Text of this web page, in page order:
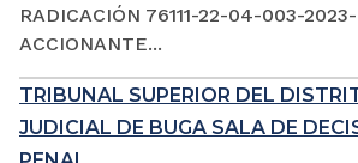
RADICACIÓN 76111-22-04-003-
ACCIONANTE...
TRIBUNAL SUPERIOR DEL
JUDICIAL DE BUGA SALA DE